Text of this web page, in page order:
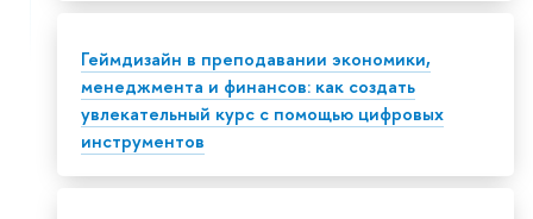
Геймдизайн в преподавании экономики,
менеджмента и финансов: как создать
увлекательный курс с помощью цифровых
инструментов